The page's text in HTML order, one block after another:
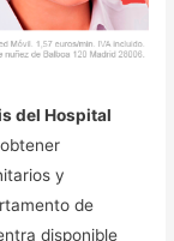
del Hospital
y
de
disponible